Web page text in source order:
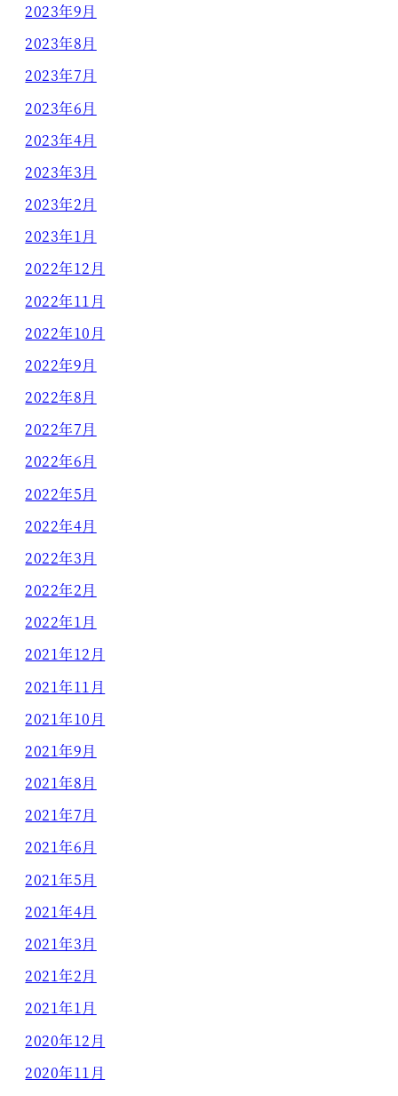
2023年9月
2023年8月
2023年7月
2023年6月
2023年4月
2023年3月
2023年2月
2023年1月
2022年12月
2022年11月
2022年10月
2022年9月
2022年8月
2022年7月
2022年6月
2022年5月
2022年4月
2022年3月
2022年2月
2022年1月
2021年12月
2021年11月
2021年10月
2021年9月
2021年8月
2021年7月
2021年6月
2021年5月
2021年4月
2021年3月
2021年2月
2021年1月
2020年12月
2020年11月